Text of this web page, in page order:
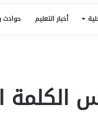
أخبار التعليم حوادث
الكلمة